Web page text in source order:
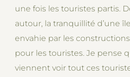
une fois les touristes partis.
autour, la tranquillité d’une
envahie par les
pour les touristes. Je pense
viennent voir tout ces